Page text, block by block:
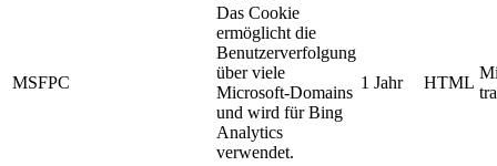
MSFPC
Das Cookie
ermöglicht die
Benutzerverfolgung
über viele
Microsoft-Domains
und wird für Bing
Analytics
verwendet.
1 Jahr HTML